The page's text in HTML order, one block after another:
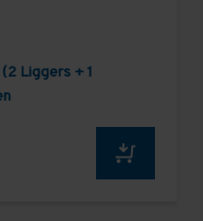
Liggers + 1